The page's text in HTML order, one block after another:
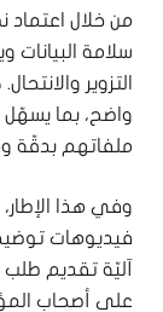
سلامة
التزوير
واضح، بما
ملفاتهم بدقّة
وفي هذا
فيديوهات
آليّة تقديم
على أصحاب